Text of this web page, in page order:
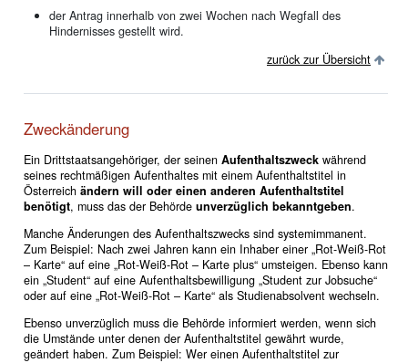
der Antrag innerhalb von zwei Wochen nach Wegfall des
Hindernisses gestellt wird.
zurück zur Übersicht
Zweckänderung
Ein Drittstaatsangehöriger, der seinen Aufenthaltszweckwährend
seines rechtmäßigen Aufenthaltes mit einem Aufenthaltstitel in
Österreich ändern will oder einen anderen Aufenthaltstitel
benötigt, muss das der Behörde unverzüglich bekanntgeben.
Manche Änderungen des Aufenthaltszwecks sind systemimmanent.
Zum Beispiel: Nach zwei Jahren kann ein Inhaber einer „Rot-Weiß-Rot
– Karte“ auf eine „Rot-Weiß-Rot – Karte plus“ umsteigen. Ebenso kann
ein „Student“ auf eine Aufenthaltsbewilligung „Student zur Jobsuche“
oder auf eine „Rot-Weiß-Rot – Karte“ als Studienabsolvent wechseln.
Ebenso unverzüglich muss die Behörde informiert werden, wenn sich
die Umstände unter denen der Aufenthaltstitel gewährt wurde,
geändert haben. Zum Beispiel: Wer einen Aufenthaltstitel zur